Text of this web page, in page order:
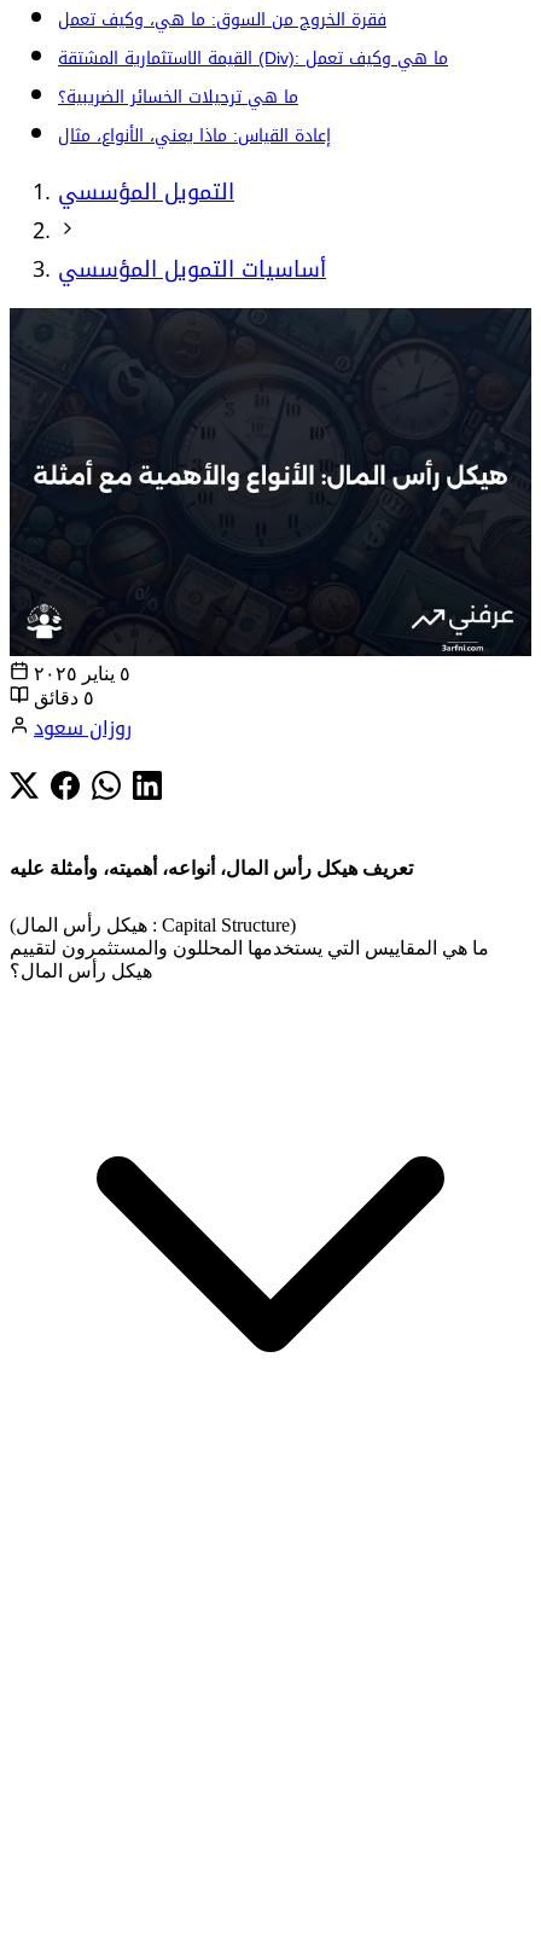
فقرة الخروج من السوق: ما هي، وكيف تعمل
القيمة الاستثمارية المشتقة (Div): ما هي وكيف تعمل
ما هي ترحيلات الخسائر الضريبية؟
إعادة القياس: ماذا يعني، الأنواع، مثال
التمويل المؤسسي
أساسيات التمويل المؤسسي
٥ يناير ٢٠٢٥
٥ دقائق
روزان سعود
تعريف هيكل رأس المال، أنواعه، أهميته، وأمثلة عليه
(هيكل رأس المال : Capital Structure)
ما هي المقاييس التي يستخدمها المحللون والمستثمرون لتقييم
هيكل رأس المال؟